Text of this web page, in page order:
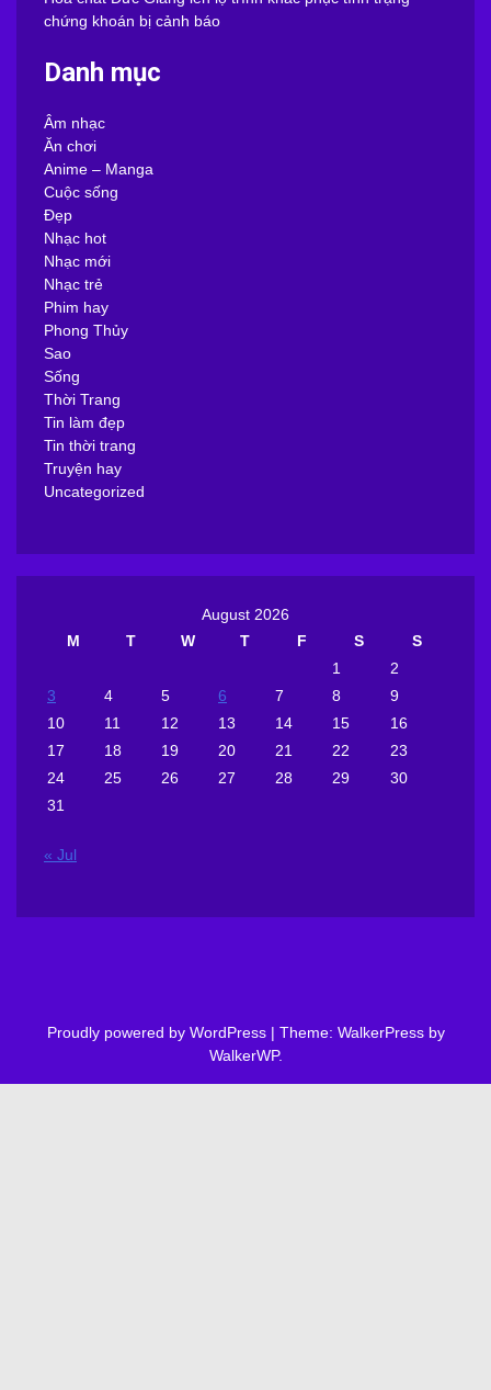
chứng khoán bị cảnh báo
Danh mục
Âm nhạc
Ăn chơi
Anime – Manga
Cuộc sống
Đẹp
Nhạc hot
Nhạc mới
Nhạc trẻ
Phim hay
Phong Thủy
Sao
Sống
Thời Trang
Tin làm đẹp
Tin thời trang
Truyện hay
Uncategorized
August 2026
M
T W T F S
S
1
2
3
4 5 6 7 8
9
10
11 12 13 14 15
16
17
18 19 20 21 22
23
24
25 26 27 28 29
30
31
« Jul
Proudly powered by WordPress | Theme: WalkerPress by
WalkerWP.